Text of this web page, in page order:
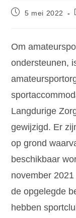
5 mei 2022
Om
ondersteunen,
Langdurige
gewijzigd. Er
op grond
beschikbaar
november
de opgelegde
hebben